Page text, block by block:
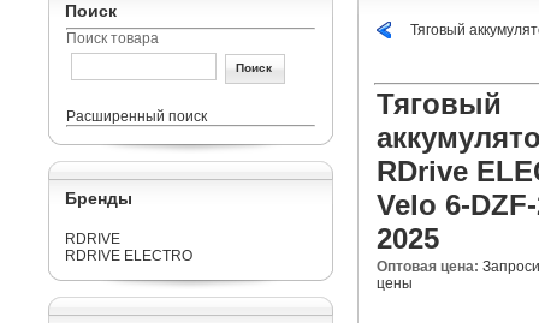
Поиск
Поиск товара
Расширенный поиск
Бренды
RDRIVE
RDRIVE ELECTRO
Тяговый
Тяговый
RDrive
Velo 6-
2025
Оптовая цена:
цены